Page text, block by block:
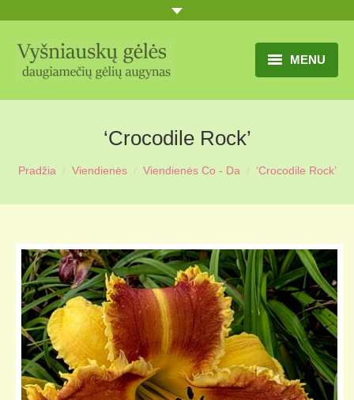
MENU
TITULINIS
GĖLIŲ KATALOGAS
PRANEŠIMAI
KONTAKTAI
APIE MUS
MŪSŲ SODYBA
MŪSŲ AUGYNAS
KELIONIŲ GALERIJA
‘Crocodile Rock’
Pradžia Viendienės Viendienės Co - Da ‘Crocodile Rock’